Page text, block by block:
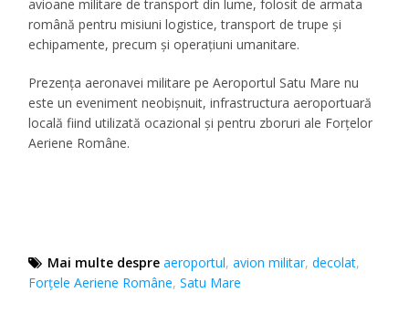
avioane militare de transport din lume, folosit de armata
română pentru misiuni logistice, transport de trupe și
echipamente, precum și operațiuni umanitare.
Prezența aeronavei militare pe Aeroportul Satu Mare nu
este un eveniment neobișnuit, infrastructura aeroportuară
locală fiind utilizată ocazional și pentru zboruri ale Forțelor
Aeriene Române.
Mai multe despre aeroportul,avion militar,decolat,
Forțele Aeriene Române,Satu Mare